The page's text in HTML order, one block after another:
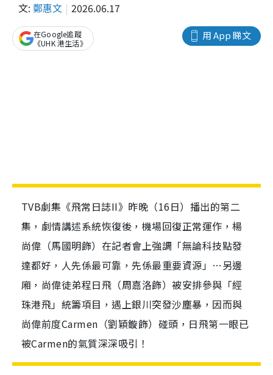
文: 鄭惠文 2026.06.17
用 App 睇文
在Google追蹤
《UHK 港生活》
TVB劇集《飛常日誌II》昨晚（16日）播出的第二
集，劇情講述系統恢復後，機場回復正常運作，楊
尚偉（馬國明飾）在記者會上強調「無論科技點發
達都好，人先係最可靠，先係最重要資源」…另邊
廂，尚偉徒弟程日飛（周嘉洛飾）被安排參與「經
珠港飛」統籌項目，遇上銀川突發沙塵暴，因而與
尚偉前度Carmen（劉穎鏇飾）碰頭，日飛第一眼已
被Carmen的氣質深深吸引！